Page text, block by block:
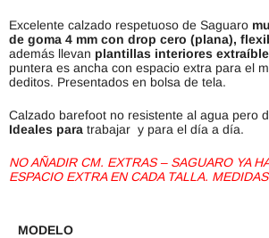
Excelente calzado respetuoso de Saguaro
de goma 4 mm con drop cero (plana),
además llevan plantillas interiores
puntera es ancha con espacio extra para el
deditos. Presentados en bolsa de tela.
Calzado barefoot no resistente al agua pero
Ideales para trabajar y para el día a día.
NO AÑADIR CM. EXTRAS – SAGUARO YA
ESPACIO EXTRA EN CADA TALLA.
MODELO